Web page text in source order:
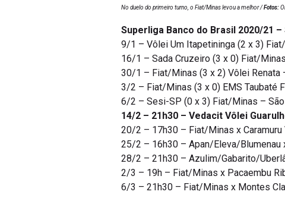
No duelo do primeiro turno, o Fiat/Minas levou a melhor /Fotos:
Superliga Banco do Brasil 2020/21
9/1 – Vôlei Um Itapetininga (2 x 3)
16/1 – Sada Cruzeiro (3 x 0) Fiat/
30/1 – Fiat/Minas (3 x 2) Vôlei
3/2 – Fiat/Minas (3 x 0) EMS Taubaté
6/2 – Sesi-SP (0 x 3) Fiat/Minas –
14/2 – 21h30 – Vedacit Vôlei
20/2 – 17h30 – Fiat/Minas x
25/2 – 16h30 – Apan/Eleva/Blumenau
28/2 – 21h30 – Azulim/Gabarito/
2/3 – 19h – Fiat/Minas x Pacaembu
6/3 – 21h30 – Fiat/Minas x Montes